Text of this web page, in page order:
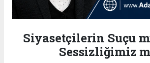
Siyasetçilerin Suçu
Sessizliğimiz